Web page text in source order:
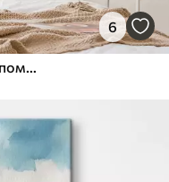
6
Білі маки картина маслом, синій і помаранчевий колір